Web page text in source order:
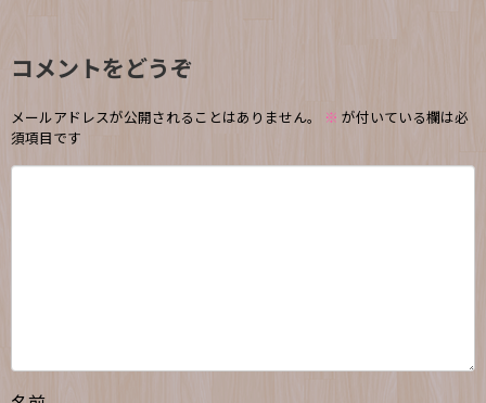
コメントをどうぞ
メールアドレスが公開されることはありません。 ※ が付いている欄は必
須項目です